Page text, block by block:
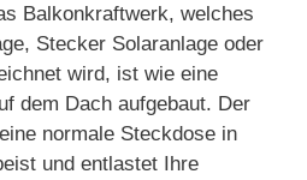
Balkonkraftwerk, welches
Stecker Solaranlage oder
wird, ist wie eine
dem Dach aufgebaut. Der
normale Steckdose in
und entlastet Ihre